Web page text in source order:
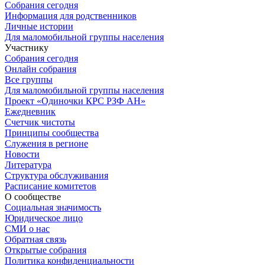
Собрания сегодня
Информация для родственников
Личные истории
Для маломобильной группы населения
Участнику
Собрания сегодня
Онлайн собрания
Все группы
Для маломобильной группы населения
Проект «Одиночки КРС РЗФ АН»
Ежедневник
Счетчик чистоты
Принципы сообщества
Служения в регионе
Новости
Литература
Структура обслуживания
Расписание комитетов
О сообществе
Социальная значимость
Юридическое лицо
СМИ о нас
Обратная связь
Открытые собрания
Политика конфиденциальности